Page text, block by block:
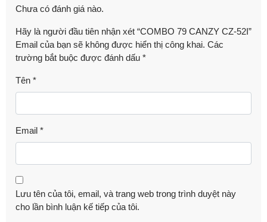
Chưa có đánh giá nào.
Hãy là người đầu tiên nhận xét “COMBO 79 CANZY CZ-52I”
Email của bạn sẽ không được hiển thị công khai. Các
trường bắt buộc được đánh dấu *
Tên *
Email *
Lưu tên của tôi, email, và trang web trong trình duyệt này
cho lần bình luận kế tiếp của tôi.